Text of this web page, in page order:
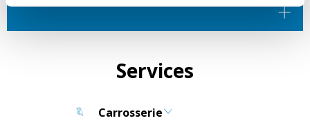
Services
Carrosserie